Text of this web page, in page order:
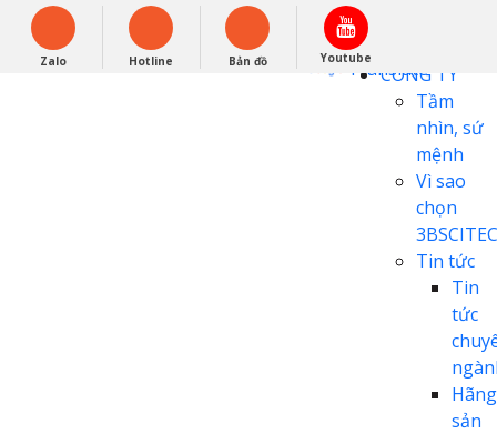
Powered by
Translate
English
0948279988
CÔNG TY
Tầm
nhìn, sứ
mệnh
Vì sao
chọn
Tin tức
Tin
tức
Hãng
sản
Zalo Hotline Bản đồ Youtube